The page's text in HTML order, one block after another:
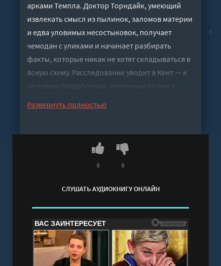
арками Темпла. Доктор Торндайк, умеющий
извлекать смысл из пылинок, заломов материи
и едва уловимых несостыковок, получает
чемодан с уликами и начинает разбирать
факты, которые никак не хотят складываться в
ясную схему. Расследование уводит в Кент — к
меловым разработкам, ячменным полям и
бесплатно без регистрации - полная версия
Развернуть полностью
СЛУШАТЬ АУДИОКНИГУ ОНЛАЙН
0 0